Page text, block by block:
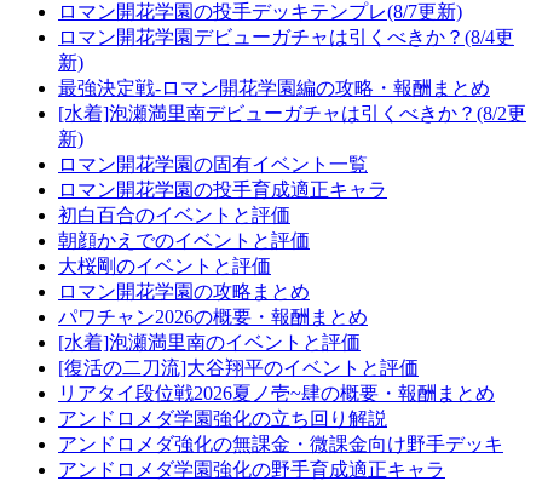
ロマン開花学園の投手デッキテンプレ(8/7更新)
ロマン開花学園デビューガチャは引くべきか？(8/4更
新)
最強決定戦-ロマン開花学園編の攻略・報酬まとめ
[水着]泡瀬満里南デビューガチャは引くべきか？(8/2更
新)
ロマン開花学園の固有イベント一覧
ロマン開花学園の投手育成適正キャラ
初白百合のイベントと評価
朝顔かえでのイベントと評価
大桜剛のイベントと評価
ロマン開花学園の攻略まとめ
パワチャン2026の概要・報酬まとめ
[水着]泡瀬満里南のイベントと評価
[復活の二刀流]大谷翔平のイベントと評価
リアタイ段位戦2026夏ノ壱~肆の概要・報酬まとめ
アンドロメダ学園強化の立ち回り解説
アンドロメダ強化の無課金・微課金向け野手デッキ
アンドロメダ学園強化の野手育成適正キャラ